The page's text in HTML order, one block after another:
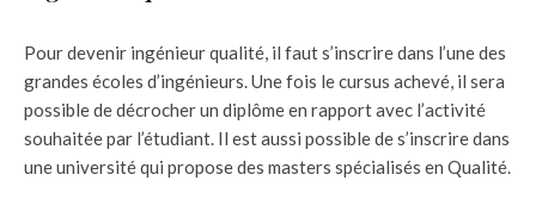
Pour devenir ingénieur qualité, il faut s’inscrire dans l’une des
grandes écoles d’ingénieurs. Une fois le cursus achevé, il sera
possible de décrocher un diplôme en rapport avec l’activité
souhaitée par l’étudiant. Il est aussi possible de s’inscrire dans
une université qui propose des masters spécialisés en Qualité.